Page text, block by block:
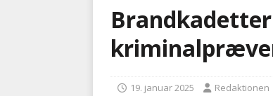
i det offentlige
[ 4. august 2026
BRANDVÆSEN
19. januar 2025 Redaktionen